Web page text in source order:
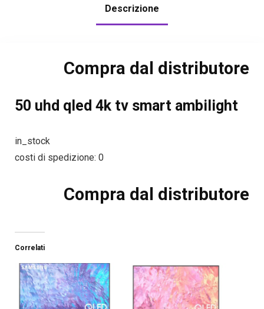
Descrizione
Compra dal distributore
50 uhd qled 4k tv smart ambilight
in_stock
costi di spedizione: 0
Compra dal distributore
Correlati